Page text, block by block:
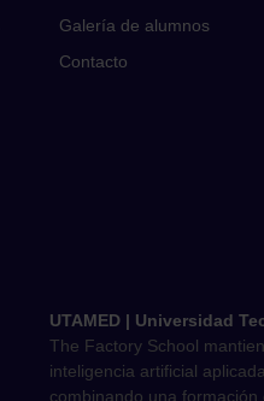
Galería de alumnos
Contacto
UTAMED | Universidad
The Factory School
inteligencia artificial
combinando una